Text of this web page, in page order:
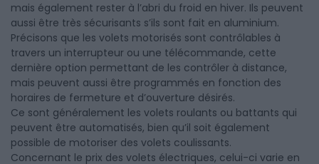
mais également rester à l’abri du froid en hiver. Ils peuvent
aussi être très sécurisants s’ils sont fait en aluminium.
Précisons que les volets motorisés sont contrôlables à
travers un interrupteur ou une télécommande, cette
dernière option permettant de les contrôler à distance,
mais peuvent aussi être programmés en fonction des
horaires de fermeture et d’ouverture désirés.
Ce sont généralement les volets roulants ou battants qui
peuvent être automatisés, bien qu’il soit également
possible de motoriser des volets coulissants.
Concernant le prix des volets électriques, celui-ci varie en